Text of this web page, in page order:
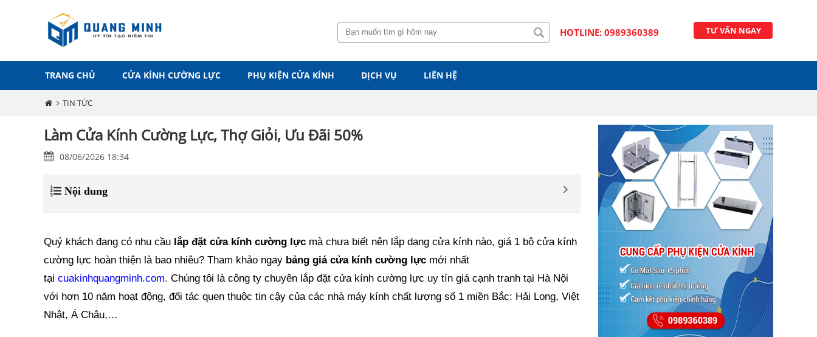
HOTLINE: 0989360389 TƯ VẤN NGAY
TRANG CHỦ CỬA KÍNH CƯỜNG LỰC PHỤ KIỆN CỬA KÍNH DỊCH VỤ LIÊN HỆ
TIN TỨC
Làm Cửa Kính Cường Lực, Thợ Giỏi, Ưu Đãi 50%
08/06/2026 18:34
Nội dung
Quý khách đang có nhu cầu lắp đặt cửa kính cường lực mà chưa biết nên lắp dạng cửa kính nào, giá 1 bộ cửa kính
cường lực hoàn thiện là bao nhiêu? Tham khảo ngay bảng giá cửa kính cường lực mới nhất
tại cuakinhquangminh.com. Chúng tôi là công ty chuyên lắp đặt cửa kính cường lực uy tín giá cạnh tranh tại Hà Nội
với hơn 10 năm hoạt động, đối tác quen thuộc tin cậy của các nhà máy kính chất lượng số 1 miền Bắc: Hải Long, Việt
Nhật, Á Châu,…